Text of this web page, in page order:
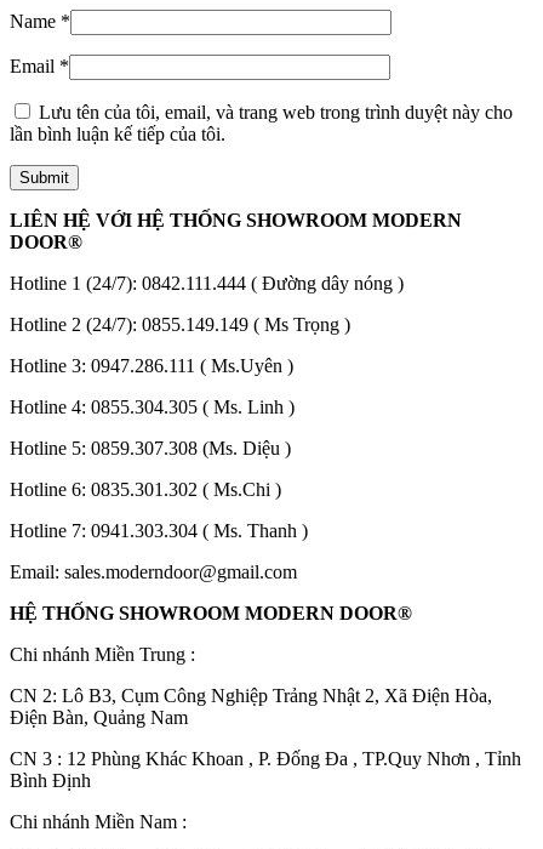
Các loại cửa
Name *
Email *
Lưu tên của tôi, email, và trang web trong trình duyệt này cho
lần bình luận kế tiếp của tôi.
LIÊN HỆ VỚI HỆ THỐNG SHOWROOM MODERN
DOOR®
Hotline 1 (24/7): 0842.111.444 ( Đường dây nóng )
Hotline 2 (24/7): 0855.149.149 ( Ms Trọng )
Hotline 3: 0947.286.111 ( Ms.Uyên )
Hotline 4: 0855.304.305 ( Ms. Linh )
Hotline 5: 0859.307.308 (Ms. Diệu )
Hotline 6: 0835.301.302 ( Ms.Chi )
Hotline 7: 0941.303.304 ( Ms. Thanh )
Email: sales.moderndoor@gmail.com
HỆ THỐNG SHOWROOM MODERN DOOR®
Chi nhánh Miền Trung :
CN 2: Lô B3, Cụm Công Nghiệp Trảng Nhật 2, Xã Điện Hòa,
Điện Bàn, Quảng Nam
CN 3 : 12 Phùng Khác Khoan , P. Đống Đa , TP.Quy Nhơn , Tỉnh
Bình Định
Chi nhánh Miền Nam :